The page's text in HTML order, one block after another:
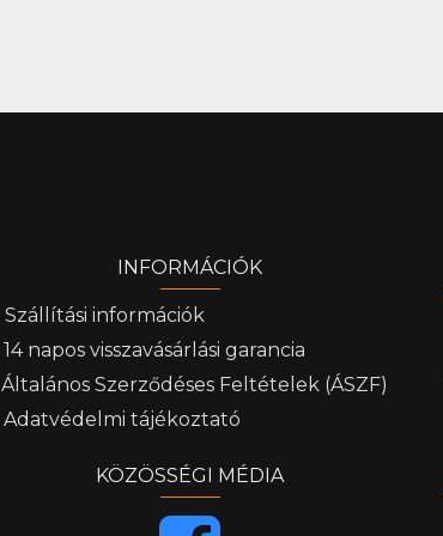
INFORMÁCIÓK
Szállítási információk
14 napos visszavásárlási garancia
Általános Szerződéses Feltételek (ÁSZF)
Adatvédelmi tájékoztató
KÖZÖSSÉGI MÉDIA